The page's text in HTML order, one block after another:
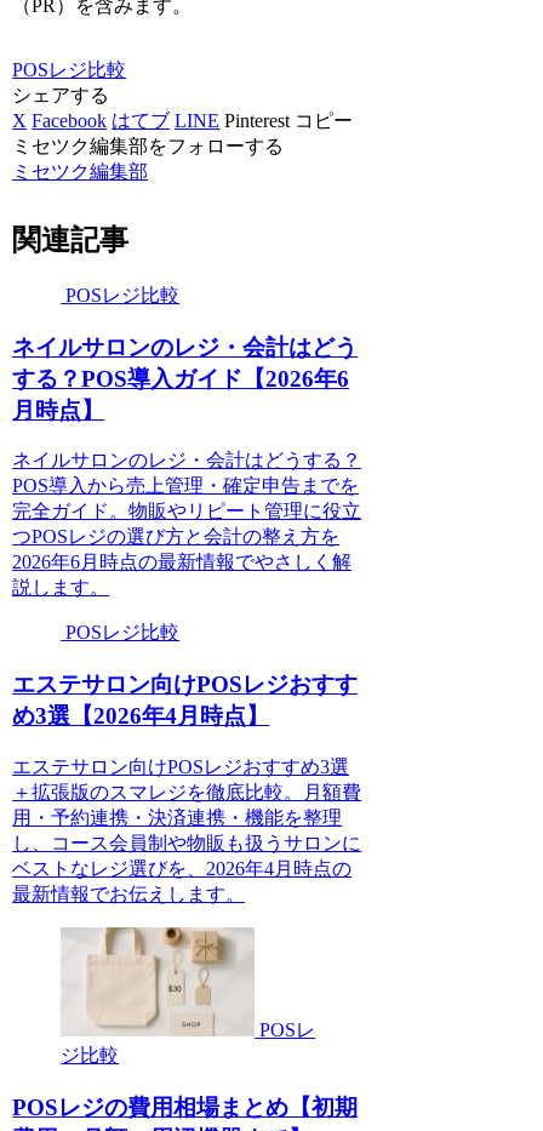
（PR）を含みます。
POSレジ比較
シェアする
X Facebook はてブ LINE Pinterest コピー
ミセツク編集部をフォローする
ミセツク編集部
関連記事
POSレジ比較
ネイルサロンのレジ・会計はどう
する？POS導入ガイド【2026年6
月時点】
ネイルサロンのレジ・会計はどうする？
POS導入から売上管理・確定申告までを
完全ガイド。物販やリピート管理に役立
つPOSレジの選び方と会計の整え方を
2026年6月時点の最新情報でやさしく解
説します。
POSレジ比較
エステサロン向けPOSレジおすす
め3選【2026年4月時点】
エステサロン向けPOSレジおすすめ3選
＋拡張版のスマレジを徹底比較。月額費
用・予約連携・決済連携・機能を整理
し、コース会員制や物販も扱うサロンに
ベストなレジ選びを、2026年4月時点の
最新情報でお伝えします。
POSレ
ジ比較
POSレジの費用相場まとめ【初期